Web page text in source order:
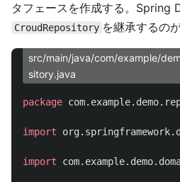
タフェースを作成する。Spring
CroudRepository を継承するの
src/main/java/com/example/
sitory.java
package
import
import